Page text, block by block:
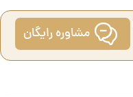
مشاوره رایگان